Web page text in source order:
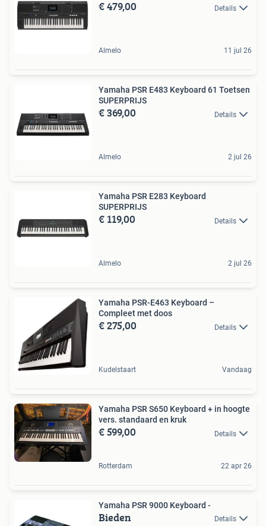
€ 479,00 Details
Almelo 11 jul 26
Yamaha PSR E483 Keyboard 61 Toetsen
SUPERPRIJS
€ 369,00 Details
Almelo 2 jul 26
Yamaha PSR E283 Keyboard
SUPERPRIJS
€ 119,00 Details
Almelo 2 jul 26
Yamaha PSR-E463 Keyboard –
Compleet met doos
€ 275,00 Details
Kudelstaart Vandaag
Yamaha PSR S650 Keyboard + in hoogte
vers. standaard en kruk
€ 599,00 Details
Rotterdam 22 apr 26
Yamaha PSR 9000 Keyboard -
Bieden Details